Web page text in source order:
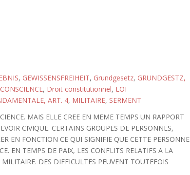
, GEWISSENSFREIHEIT, Grundgesetz, GRUNDGESTZ,
CONSCIENCE, Droit constitutionnel, LOI
ART. 4, MILITAIRE, SERMENT
MAIS ELLE CREE EN MEME TEMPS UN RAPPORT
CIVIQUE. CERTAINS GROUPES DE PERSONNES,
EN FONCTION CE QUI SIGNIFIE QUE CETTE PERSONNE
EN TEMPS DE PAIX, LES CONFLITS RELATIFS A LA
DES DIFFICULTES PEUVENT TOUTEFOIS